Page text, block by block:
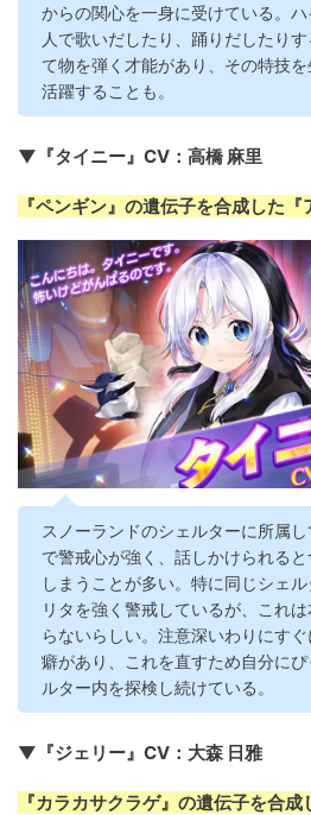
からの関心を一身に受けている。
人で歌いだしたり、踊りだしたり
て物を弾く才能があり、その特技
活躍することも。
▼『タイニー』CV：高橋 麻里
『ペンギン』の遺伝子を合成した『
スノーランドのシェルターに所属
で警戒心が強く、話しかけられる
しまうことが多い。特に同じシェ
リタを強く警戒しているが、これ
らないらしい。注意深いわりにす
癖があり、これを直すため自分に
ルター内を探検し続けている。
▼『ジェリー』CV：大森 日雅
『カラカサクラゲ』の遺伝子を合成